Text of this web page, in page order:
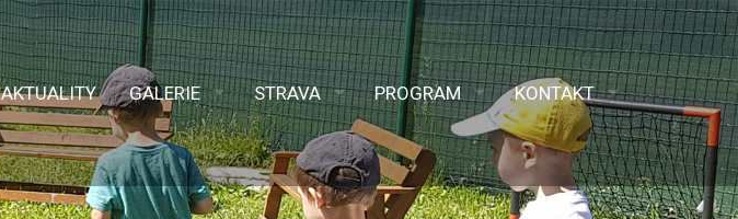
AKTUALITY GALERIE STRAVA PROGRAM KONTAKT